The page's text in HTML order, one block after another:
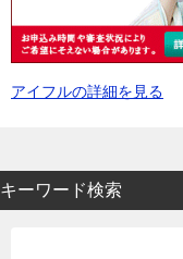
アイフルの詳細を見る
キーワード検索